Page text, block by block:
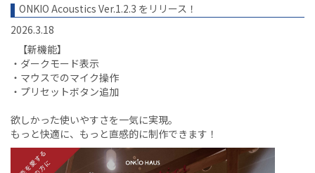
ONKIO Acoustics Ver.1.2.3 をリリース！
2026.3.18
【新機能】
・ダークモード表示
・マウスでのマイク操作
・プリセットボタン追加
欲しかった使いやすさを一気に実現。
もっと快適に、もっと直感的に制作できます！